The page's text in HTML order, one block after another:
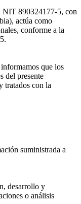
890324177-5, con
actúa como
conforme a la
que los
del presente
tratados con la
suministrada a
desarrollo y
o análisis